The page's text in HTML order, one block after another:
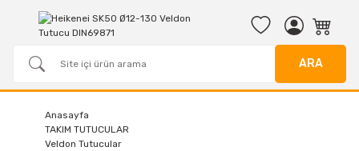
ARA
Anasayfa
TAKIM TUTUCULAR
Veldon Tutucular